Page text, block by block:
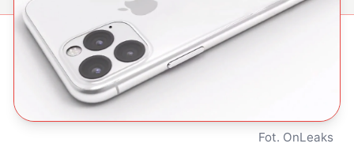
Fot. OnLeaks